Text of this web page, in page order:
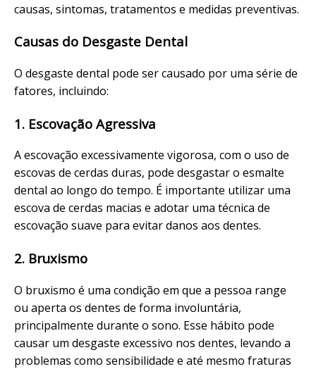
causas, sintomas, tratamentos e medidas preventivas.
Causas do Desgaste Dental
O desgaste dental pode ser causado por uma série de
fatores, incluindo:
1. Escovação Agressiva
A escovação excessivamente vigorosa, com o uso de
escovas de cerdas duras, pode desgastar o esmalte
dental ao longo do tempo. É importante utilizar uma
escova de cerdas macias e adotar uma técnica de
escovação suave para evitar danos aos dentes.
2. Bruxismo
O bruxismo é uma condição em que a pessoa range
ou aperta os dentes de forma involuntária,
principalmente durante o sono. Esse hábito pode
causar um desgaste excessivo nos dentes, levando a
problemas como sensibilidade e até mesmo fraturas